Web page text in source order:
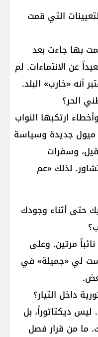
التي قمت
بها جاءت بعد
عن الانتماءات. لم
أنه «خارب» البلد.
الحر؟
ارتكبها النواب
ميول جديدة وسياسة
وسفرات
لذلك «عم
حتى أثناء وجودك
مرتين. وعلى
لي «جميلة» في
داخل التيار؟
ديكتاتوراً، بل
ما من قرار فصل